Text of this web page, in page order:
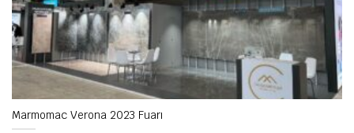
Marmomac Verona 2023 Fuarı